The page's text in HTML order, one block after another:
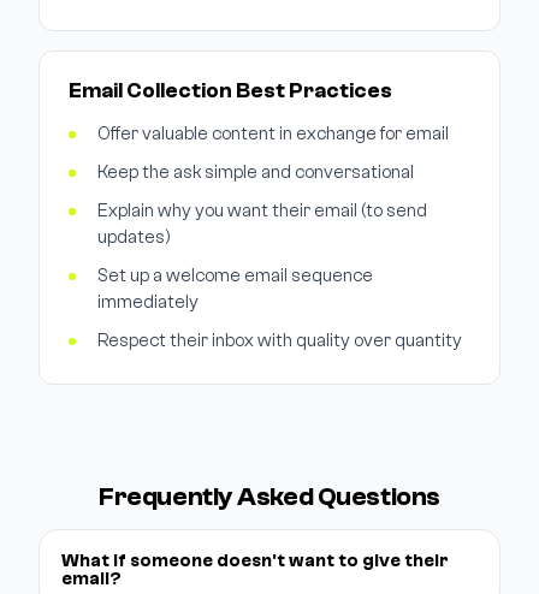
Email Collection Best Practices
Offer valuable content in exchange for email
Keep the ask simple and conversational
Explain why you want their email (to send
updates)
Set up a welcome email sequence
immediately
Respect their inbox with quality over quantity
Frequently Asked Questions
What if someone doesn't want to give their
email?